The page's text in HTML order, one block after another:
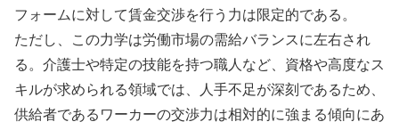
フォームに対して賃金交渉を行う力は限定的である。
ただし、この力学は労働市場の需給バランスに左右され
る。介護士や特定の技能を持つ職人など、資格や高度なス
キルが求められる領域では、人手不足が深刻であるため、
供給者であるワーカーの交渉力は相対的に強まる傾向にあ